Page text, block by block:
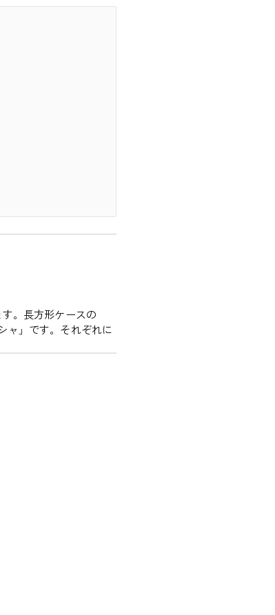
。長方形ケースの
ャ」です。それぞれに